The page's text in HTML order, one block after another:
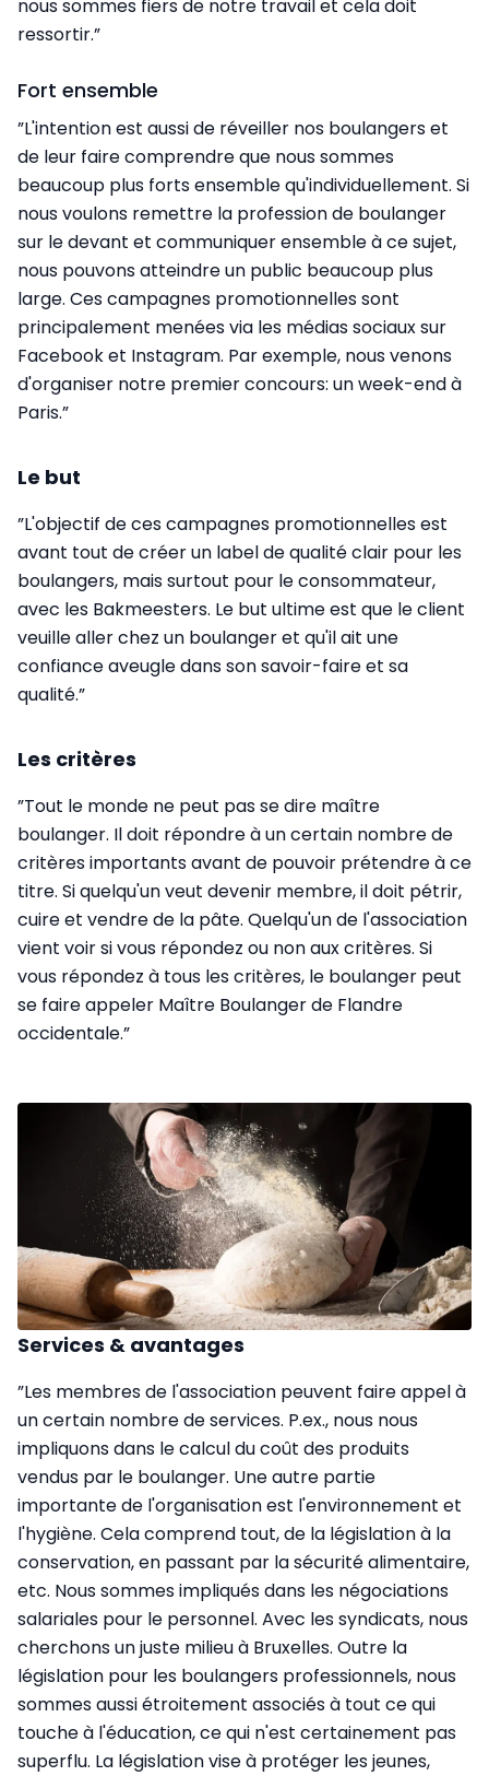
nous sommes fiers de notre travail et cela doit
ressortir.”
Fort ensemble
”L'intention est aussi de réveiller nos boulangers et
de leur faire comprendre que nous sommes
beaucoup plus forts ensemble qu'individuellement. Si
nous voulons remettre la profession de boulanger
sur le devant et communiquer ensemble à ce sujet,
nous pouvons atteindre un public beaucoup plus
large. Ces campagnes promotionnelles sont
principalement menées via les médias sociaux sur
Facebook et Instagram. Par exemple, nous venons
d'organiser notre premier concours: un week-end à
Paris.”
Le but
”L'objectif de ces campagnes promotionnelles est
avant tout de créer un label de qualité clair pour les
boulangers, mais surtout pour le consommateur,
avec les Bakmeesters. Le but ultime est que le client
veuille aller chez un boulanger et qu'il ait une
confiance aveugle dans son savoir-faire et sa
qualité.”
Les critères
”Tout le monde ne peut pas se dire maître
boulanger. Il doit répondre à un certain nombre de
critères importants avant de pouvoir prétendre à ce
titre. Si quelqu'un veut devenir membre, il doit pétrir,
cuire et vendre de la pâte. Quelqu'un de l'association
vient voir si vous répondez ou non aux critères. Si
vous répondez à tous les critères, le boulanger peut
se faire appeler Maître Boulanger de Flandre
occidentale.”
Services & avantages
”Les membres de l'association peuvent faire appel à
un certain nombre de services. P.ex., nous nous
impliquons dans le calcul du coût des produits
vendus par le boulanger. Une autre partie
importante de l'organisation est l'environnement et
l'hygiène. Cela comprend tout, de la législation à la
conservation, en passant par la sécurité alimentaire,
etc. Nous sommes impliqués dans les négociations
salariales pour le personnel. Avec les syndicats, nous
cherchons un juste milieu à Bruxelles. Outre la
législation pour les boulangers professionnels, nous
sommes aussi étroitement associés à tout ce qui
touche à l'éducation, ce qui n'est certainement pas
superflu. La législation vise à protéger les jeunes,